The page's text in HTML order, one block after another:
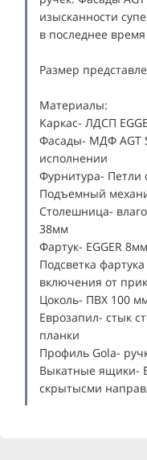
изысканности
в последнее
Размер
Материалы:
Каркас- ЛДСП
Фасады- МДФ AGT
исполнении
Фурнитура- Петли
Подъемный
Столешница-
38мм
Фартук- EGGER 8мм
Подсветка
включения от
Цоколь- ПВХ 100
Еврозапил- стык
планки
Профиль Gola-
Выкатные ящики-
скрытысми